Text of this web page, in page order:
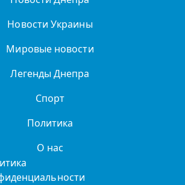
Новости Украины
Мировые новости
Легенды Днепра
Спорт
Политика
О нас